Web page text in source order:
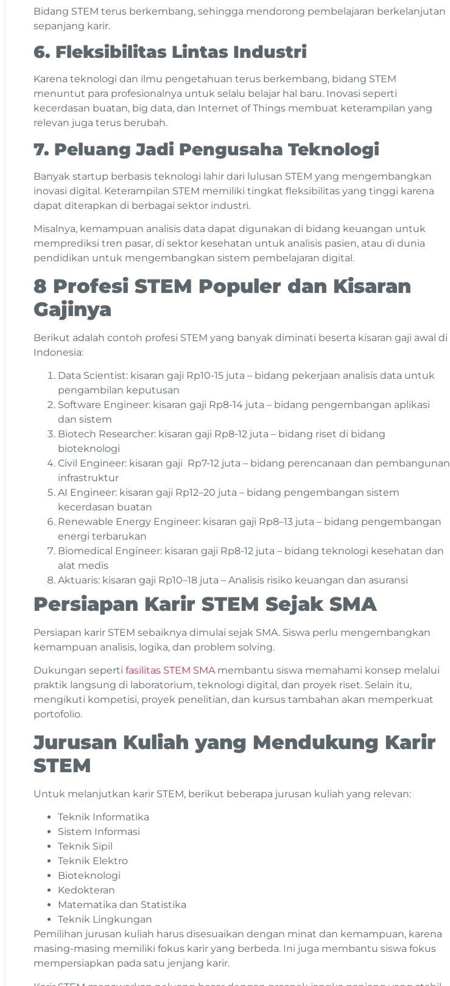
Bidang STEM terus berkembang, sehingga mendorong pembelajaran berkelanjutan
sepanjang karir.
6. Fleksibilitas Lintas Industri
Karena teknologi dan ilmu pengetahuan terus berkembang, bidang STEM
menuntut para profesionalnya untuk selalu belajar hal baru. Inovasi seperti
kecerdasan buatan, big data, dan Internet of Things membuat keterampilan yang
relevan juga terus berubah.
7. Peluang Jadi Pengusaha Teknologi
Banyak startup berbasis teknologi lahir dari lulusan STEM yang mengembangkan
inovasi digital. Keterampilan STEM memiliki tingkat fleksibilitas yang tinggi karena
dapat diterapkan di berbagai sektor industri.
Misalnya, kemampuan analisis data dapat digunakan di bidang keuangan untuk
memprediksi tren pasar, di sektor kesehatan untuk analisis pasien, atau di dunia
pendidikan untuk mengembangkan sistem pembelajaran digital.
8 Profesi STEM Populer dan Kisaran
Gajinya
Berikut adalah contoh profesi STEM yang banyak diminati beserta kisaran gaji awal di
Indonesia:
Data Scientist: kisaran gaji Rp10-15 juta – bidang pekerjaan analisis data untuk
pengambilan keputusan
Software Engineer: kisaran gaji Rp8-14 juta – bidang pengembangan aplikasi
dan sistem
Biotech Researcher: kisaran gaji Rp8-12 juta – bidang riset di bidang
bioteknologi
Civil Engineer: kisaran gaji Rp7-12 juta – bidang perencanaan dan pembangunan
infrastruktur
AI Engineer: kisaran gaji Rp12–20 juta – bidang pengembangan sistem
kecerdasan buatan
Renewable Energy Engineer: kisaran gaji Rp8–13 juta – bidang pengembangan
energi terbarukan
Biomedical Engineer: kisaran gaji Rp8-12 juta – bidang teknologi kesehatan dan
alat medis
Aktuaris: kisaran gaji Rp10–18 juta – Analisis risiko keuangan dan asuransi
Persiapan Karir STEM Sejak SMA
Persiapan karir STEM sebaiknya dimulai sejak SMA. Siswa perlu mengembangkan
kemampuan analisis, logika, dan problem solving.
Dukungan seperti fasilitas STEM SMAmembantu siswa memahami konsep melalui
praktik langsung di laboratorium, teknologi digital, dan proyek riset. Selain itu,
mengikuti kompetisi, proyek penelitian, dan kursus tambahan akan memperkuat
portofolio.
Jurusan Kuliah yang Mendukung Karir
STEM
Untuk melanjutkan karir STEM, berikut beberapa jurusan kuliah yang relevan:
Teknik Informatika
Sistem Informasi
Teknik Sipil
Teknik Elektro
Bioteknologi
Kedokteran
Matematika dan Statistika
Teknik Lingkungan
Pemilihan jurusan kuliah harus disesuaikan dengan minat dan kemampuan, karena
masing-masing memiliki fokus karir yang berbeda. Ini juga membantu siswa fokus
mempersiapkan pada satu jenjang karir.